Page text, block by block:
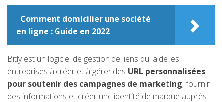
Comment domicilier une société
en ligne : Guide en 2022
Bitly est un logiciel de gestion de liens qui aide les
entreprises à créer et à gérer des URL personnalisées
pour soutenir des campagnes de marketing, fournir
des informations et créer une identité de marque auprès